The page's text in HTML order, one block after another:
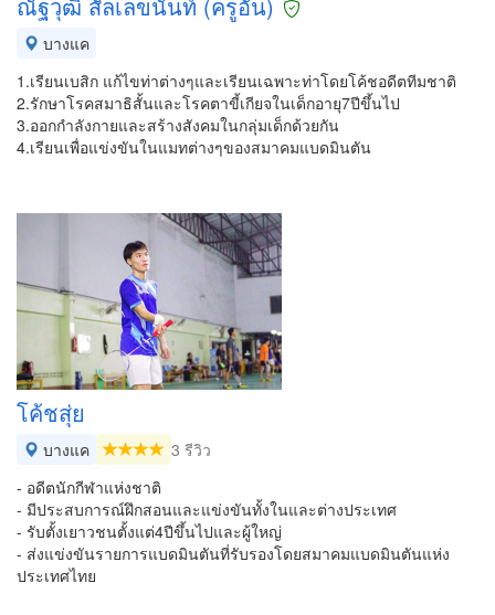
บางแค
1.เรียนเบสิก แก้ไขท่าต่างๆและเรียนเฉพาะท่าโดยโค้ชอดีตทีมชาติ
2.รักษาโรคสมาธิสั้นและโรคตาขี้เกียจในเด็กอายุ7ปีขึ้นไป
3.ออกกำลังกายและสร้างสังคมในกลุ่มเด็กด้วยกัน
4.เรียนเพื่อแข่งขันในแมทต่างๆของสมาคมแบดมินตัน
โค้ชสุ่ย
บางแค
3 รีวิว
- อดีตนักกีฬาแห่งชาติ
- มีประสบการณ์ฝึกสอนและแข่งขันทั้งในและต่างประเทศ
- รับตั้งเยาวชนตั้งแต่4ปีขึ้นไปและผู้ใหญ่
- ส่งแข่งขันรายการแบดมินตันที่รับรองโดยสมาคมแบดมินตันแห่ง
ประเทศไทย